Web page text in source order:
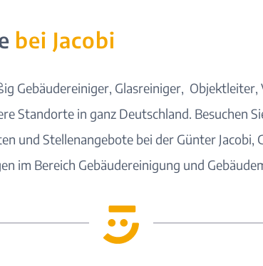
bei Jacobi
Gebäudereiniger, Glasreiniger,
Standortein ganz Deutschland. Besuchen
und Stellenangebote bei der Günter Jacobi,
im Bereich Gebäudereinigung und